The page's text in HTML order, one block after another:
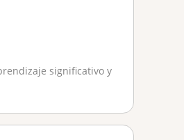
significativo y